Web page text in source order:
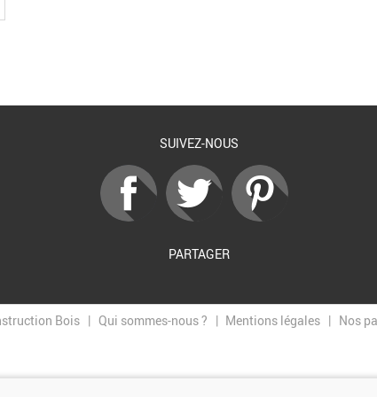
SUIVEZ-NOUS
PARTAGER
Bois Qui sommes-nous ? Mentions légales Nos